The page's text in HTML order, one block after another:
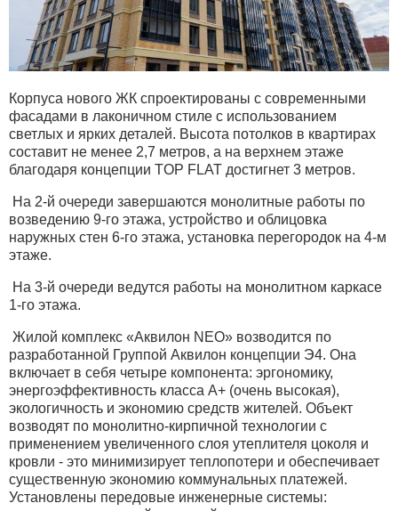
Корпуса нового ЖК спроектированы с современными
фасадами в лаконичном стиле с использованием
светлых и ярких деталей. Высота потолков в квартирах
составит не менее 2,7 метров, а на верхнем этаже
благодаря концепции TOP FLAT достигнет 3 метров.
На 2-й очереди завершаются монолитные работы по
возведению 9-го этажа, устройство и облицовка
наружных стен 6-го этажа, установка перегородок на 4-м
этаже.
На 3-й очереди ведутся работы на монолитном каркасе
1-го этажа.
Жилой комплекс «Аквилон NEO» возводится по
разработанной Группой Аквилон концепции Э4. Она
включает в себя четыре компонента: эргономику,
энергоэффективность класса А+ (очень высокая),
экологичность и экономию средств жителей. Объект
возводят по монолитно-кирпичной технологии с
применением увеличенного слоя утеплителя цоколя и
кровли - это минимизирует теплопотери и обеспечивает
существенную экономию коммунальных платежей.
Установлены передовые инженерные системы: